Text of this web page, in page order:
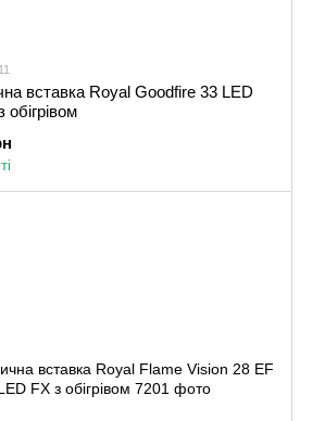
вставка Royal Goodfire 33 LED
обігрівом